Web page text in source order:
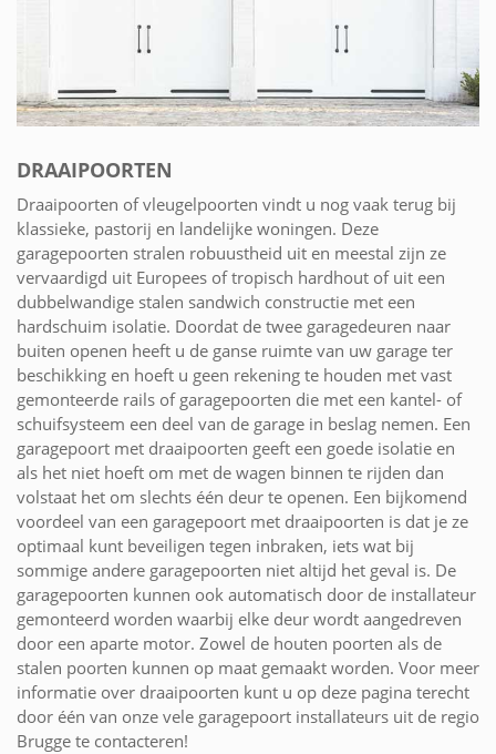
DRAAIPOORTEN
Draaipoorten of vleugelpoorten vindt u nog vaak terug bij
klassieke, pastorij en landelijke woningen. Deze
garagepoorten stralen robuustheid uit en meestal zijn ze
vervaardigd uit Europees of tropisch hardhout of uit een
dubbelwandige stalen sandwich constructie met een
hardschuim isolatie. Doordat de twee garagedeuren naar
buiten openen heeft u de ganse ruimte van uw garage ter
beschikking en hoeft u geen rekening te houden met vast
gemonteerde rails of garagepoorten die met een kantel- of
schuifsysteem een deel van de garage in beslag nemen. Een
garagepoort met draaipoorten geeft een goede isolatie en
als het niet hoeft om met de wagen binnen te rijden dan
volstaat het om slechts één deur te openen. Een bijkomend
voordeel van een garagepoort met draaipoorten is dat je ze
optimaal kunt beveiligen tegen inbraken, iets wat bij
sommige andere garagepoorten niet altijd het geval is. De
garagepoorten kunnen ook automatisch door de installateur
gemonteerd worden waarbij elke deur wordt aangedreven
door een aparte motor. Zowel de houten poorten als de
stalen poorten kunnen op maat gemaakt worden. Voor meer
informatie over draaipoorten kunt u op deze pagina terecht
door één van onze vele garagepoort installateurs uit de regio
Brugge te contacteren!